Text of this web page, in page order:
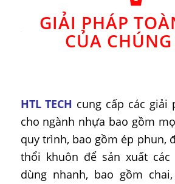
GIẢI PHÁP
CỦA
HTL TECH cung cấp các giải
cho ngành nhựa bao gồm
quy trình, bao gồm ép phun,
thổi khuôn để sản xuất
dùng nhanh, bao gồm